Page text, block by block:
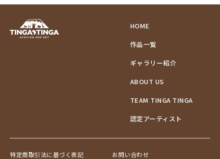
HOME
作品一覧
ギャラリー紹介
ABOUT US
TEAM TINGA TINGA
認定アーティスト
特定商取引法に基づく表記
お問い合わせ